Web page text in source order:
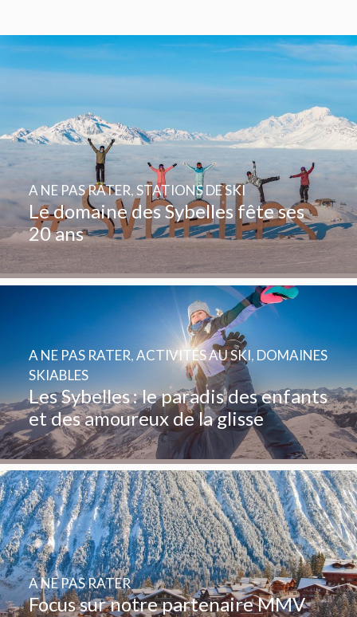
Le domaine des Sybelles fête ses
20 ans
A NE PAS RATER,STATIONS DE SKI
Les Sybelles : le paradis des enfants
et des amoureux de la glisse
A NE PAS RATER,ACTIVITÉS AU SKI, DOMAINES
SKIABLES
Focus sur notre partenaire MMV
A NE PAS RATER